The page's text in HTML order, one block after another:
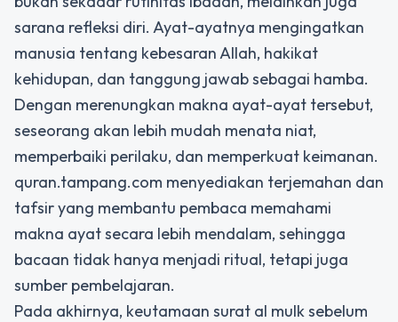
sarana refleksi diri. Ayat-ayatnya mengingatkan
manusia tentang kebesaran Allah, hakikat
kehidupan, dan tanggung jawab sebagai hamba.
Dengan merenungkan makna ayat-ayat tersebut,
seseorang akan lebih mudah menata niat,
memperbaiki perilaku, dan memperkuat keimanan.
quran.tampang.com menyediakan terjemahan dan
tafsir yang membantu pembaca memahami
makna ayat secara lebih mendalam, sehingga
bacaan tidak hanya menjadi ritual, tetapi juga
sumber pembelajaran.
Pada akhirnya, keutamaan surat al mulk sebelum